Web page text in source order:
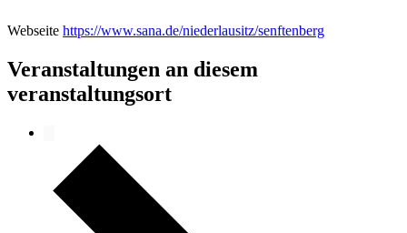
Webseite https://www.sana.de/niederlausitz/senftenberg
Veranstaltungen an diesem
veranstaltungsort